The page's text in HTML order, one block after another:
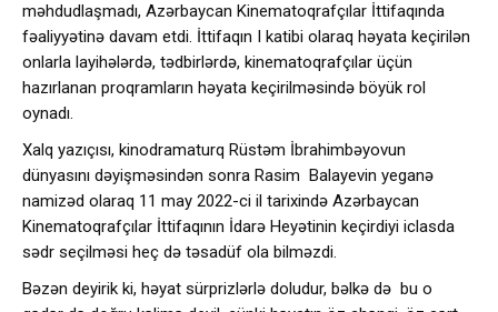
məhdudlaşmadı, Azərbaycan Kinematoqrafçılar İttifaqında
fəaliyyətinə davam etdi. İttifaqın I katibi olaraq həyata keçirilən
onlarla layihələrdə, tədbirlərdə, kinematoqrafçılar üçün
hazırlanan proqramların həyata keçirilməsində böyük rol
oynadı.
Xalq yazıçısı, kinodramaturq Rüstəm İbrahimbəyovun
dünyasını dəyişməsindən sonra Rasim Balayevin yeganə
namizəd olaraq 11 may 2022-ci il tarixində Azərbaycan
Kinematoqrafçılar İttifaqının İdarə Heyətinin keçirdiyi iclasda
sədr seçilməsi heç də təsadüf ola bilməzdi.
Bəzən deyirik ki, həyat sürprizlərlə doludur, bəlkə də bu o